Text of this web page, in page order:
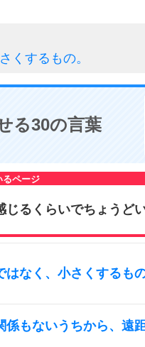
くするもの。
る30の言葉
るくらいでちょうどい
なく、小さくするもの
もないうちから、遠